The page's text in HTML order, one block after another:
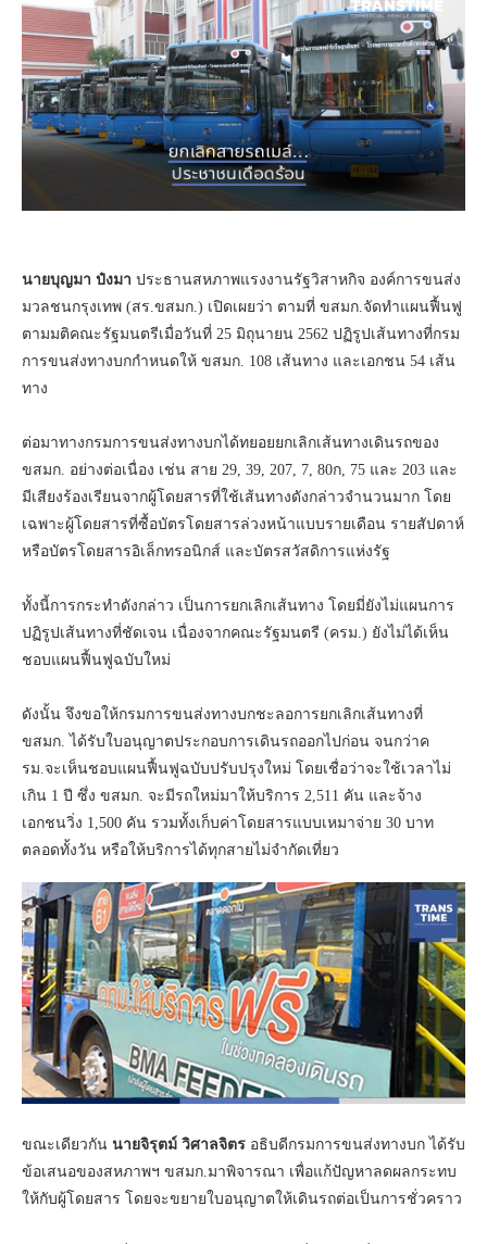
นายบุญมา ป๋งมา ประธานสหภาพแรงงานรัฐวิสาหกิจ องค์การขนส่ง
มวลชนกรุงเทพ (สร.ขสมก.) เปิดเผยว่า ตามที่ ขสมก.จัดทำแผนฟื้นฟู
ตามมติคณะรัฐมนตรีเมื่อวันที่ 25 มิถุนายน 2562 ปฏิรูปเส้นทางที่กรม
การขนส่งทางบกกำหนดให้ ขสมก. 108 เส้นทาง และเอกชน 54 เส้น
ทาง
ต่อมาทางกรมการขนส่งทางบกได้ทยอยยกเลิกเส้นทางเดินรถของ
ขสมก. อย่างต่อเนื่อง เช่น สาย 29, 39, 207, 7, 80ก, 75 และ 203 และ
มีเสียงร้องเรียนจากผู้โดยสารที่ใช้เส้นทางดังกล่าวจำนวนมาก โดย
เฉพาะผู้โดยสารที่ซื้อบัตรโดยสารล่วงหน้าแบบรายเดือน รายสัปดาห์
หรือบัตรโดยสารอิเล็กทรอนิกส์ และบัตรสวัสดิการแห่งรัฐ
ทั้งนี้การกระทำดังกล่าว เป็นการยกเลิกเส้นทาง โดยมี่ยังไม่แผนการ
ปฏิรูปเส้นทางที่ชัดเจน เนื่องจากคณะรัฐมนตรี (ครม.) ยังไม่ได้เห็น
ชอบแผนฟื้นฟูฉบับใหม่
ดังนั้น จึงขอให้กรมการขนส่งทางบกชะลอการยกเลิกเส้นทางที่
ขสมก. ได้รับใบอนุญาตประกอบการเดินรถออกไปก่อน จนกว่าค
รม.จะเห็นชอบแผนฟื้นฟูฉบับปรับปรุงใหม่ โดยเชื่อว่าจะใช้เวลาไม่
เกิน 1 ปี ซึ่ง ขสมก. จะมีรถใหม่มาให้บริการ 2,511 คัน และจ้าง
เอกชนวิ่ง 1,500 คัน รวมทั้งเก็บค่าโดยสารแบบเหมาจ่าย 30 บาท
ตลอดทั้งวัน หรือให้บริการได้ทุกสายไม่จำกัดเที่ยว
ขณะเดียวกัน นายจิรุตม์ วิศาลจิตร อธิบดีกรมการขนส่งทางบก ได้รับ
ข้อเสนอของสหภาพฯ ขสมก.มาพิจารณา เพื่อแก้ปัญหาลดผลกระทบ
ให้กับผู้โดยสาร โดยจะขยายใบอนุญาตให้เดินรถต่อเป็นการชั่วคราว